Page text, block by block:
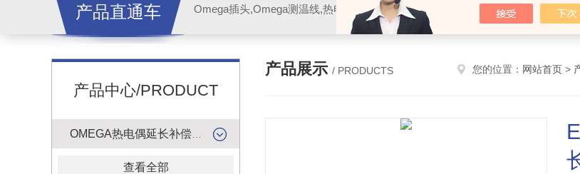
产品直通车
产品中心/PRODUCT
查看全部
产品展示 / PRODUCTS 您的位置： 网站首页 >